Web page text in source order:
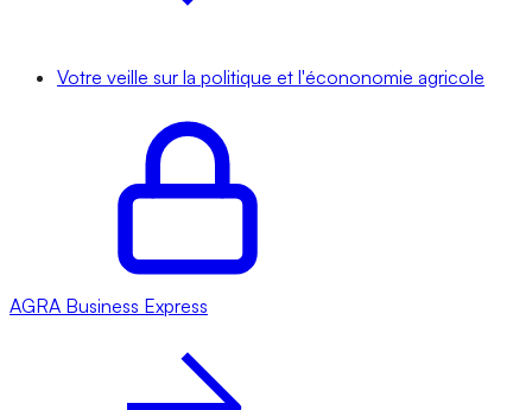
Votre veille sur la politique et l'écononomie agricole
AGRA Business Express